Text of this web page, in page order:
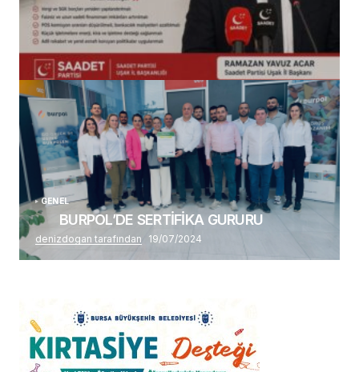
(başlıksız)
Alaattin Karahan tarafından 14/07/2026
GENEL
BURPOL’DE SERTİFİKA GURURU
denizdogan tarafından 19/07/2024